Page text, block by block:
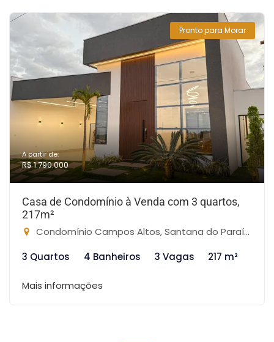
Pronto para Morar
A partir de:
R$ 1.790.000
Casa de Condomínio à Venda com 3 quartos,
217m²
Condomínio Campos Altos, Santana do Paraíso-MG
3 Quartos
4 Banheiros 3 Vagas 217 m²
Mais informações